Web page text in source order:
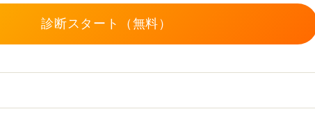
たいのかについても、一度しっかり向き合ってみてくださ
プレッシャーだった」「精神的に疲れた」といった理由で
診断スタート（無料）